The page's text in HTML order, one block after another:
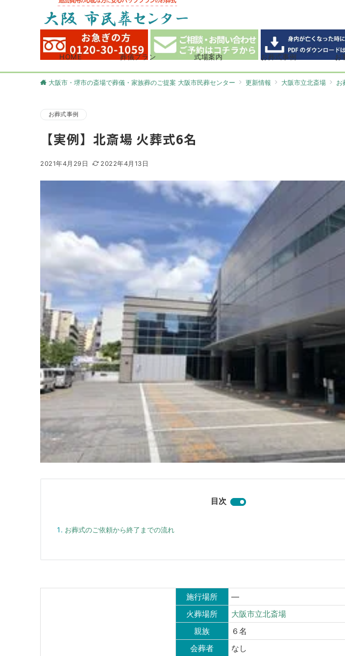
HOME 葬儀プラン 式場案内 お葬式事例 お
大阪市・堺市の斎場で葬儀・家族葬のご提案 大阪市民葬センター 更新情報 大阪市立北斎場 お
お葬式事例
【実例】北斎場 火葬式6名
2021年4月29日 2022年4月13日
目次
お葬式のご依頼から終了までの流れ
施行場所
—
火葬場所
大阪市立北斎場
親族
６名
会葬者
なし